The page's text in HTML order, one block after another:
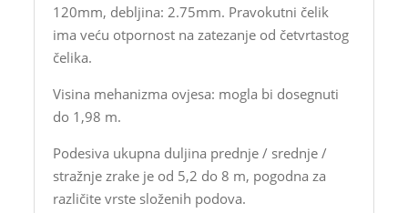
120mm, debljina: 2.75mm. Pravokutni čelik
ima veću otpornost na zatezanje od četvrtastog
čelika.
Visina mehanizma ovjesa: mogla bi dosegnuti
do 1,98 m.
Podesiva ukupna duljina prednje / srednje /
stražnje zrake je od 5,2 do 8 m, pogodna za
različite vrste složenih podova.